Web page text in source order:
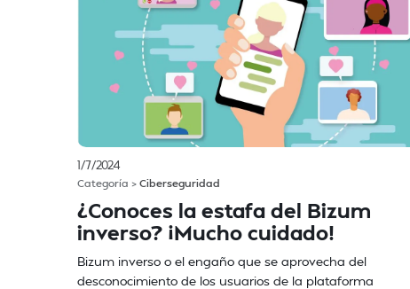
1/7/2024
Categoría > Ciberseguridad
¿Conoces la estafa del Bizum
inverso? ¡Mucho cuidado!
Bizum inverso o el engaño que se aprovecha del
desconocimiento de los usuarios de la plataforma